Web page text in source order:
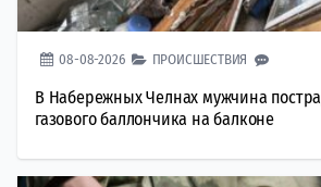
08-08-2026 ПРОИСШЕСТВИЯ
В Набережных Челнах мужчина
газового баллончика на балконе